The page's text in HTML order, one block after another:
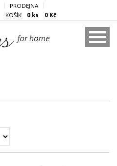
PRODEJNA
KOŠÍK 0 ks 0 Kč